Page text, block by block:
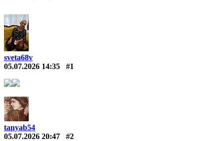
sveta68v
05.07.2026 14:35
#1
tanyab54
05.07.2026 20:47
#2